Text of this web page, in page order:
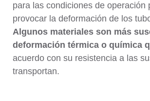
para las condiciones de operación
provocar la deformación de los
Algunos materiales son más
deformación térmica o química
acuerdo con su resistencia a las
transportan.